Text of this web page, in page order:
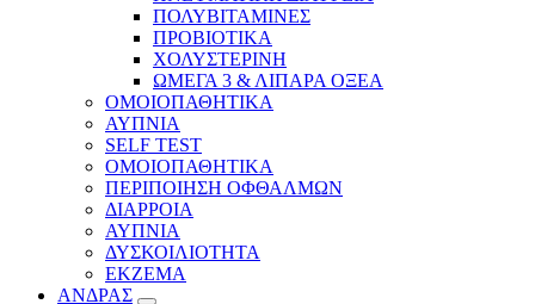
ΠΟΛΥΒΙΤΑΜΙΝΕΣ
ΠΡΟΒΙΟΤΙΚΑ
ΧΟΛΥΣΤΕΡΙΝΗ
ΩΜΕΓΑ 3 & ΛΙΠΑΡΑ ΟΞΕΑ
ΟΜΟΙΟΠΑΘΗΤΙΚΑ
ΑΥΠΝΙΑ
SELF TEST
ΟΜΟΙΟΠΑΘΗΤΙΚΑ
ΠΕΡΙΠΟΙΗΣΗ ΟΦΘΑΛΜΩΝ
ΔΙΑΡΡΟΙΑ
ΑΥΠΝΙΑ
ΔΥΣΚΟΙΛΙΟΤΗΤΑ
ΕΚΖΕΜΑ
ΑΝΔΡΑΣ